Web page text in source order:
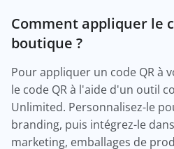
Comment appliquer le
boutique ?
Pour appliquer un code QR à
le code QR à l'aide d'un outil
Unlimited. Personnalisez-le
branding, puis intégrez-le
marketing, emballages de